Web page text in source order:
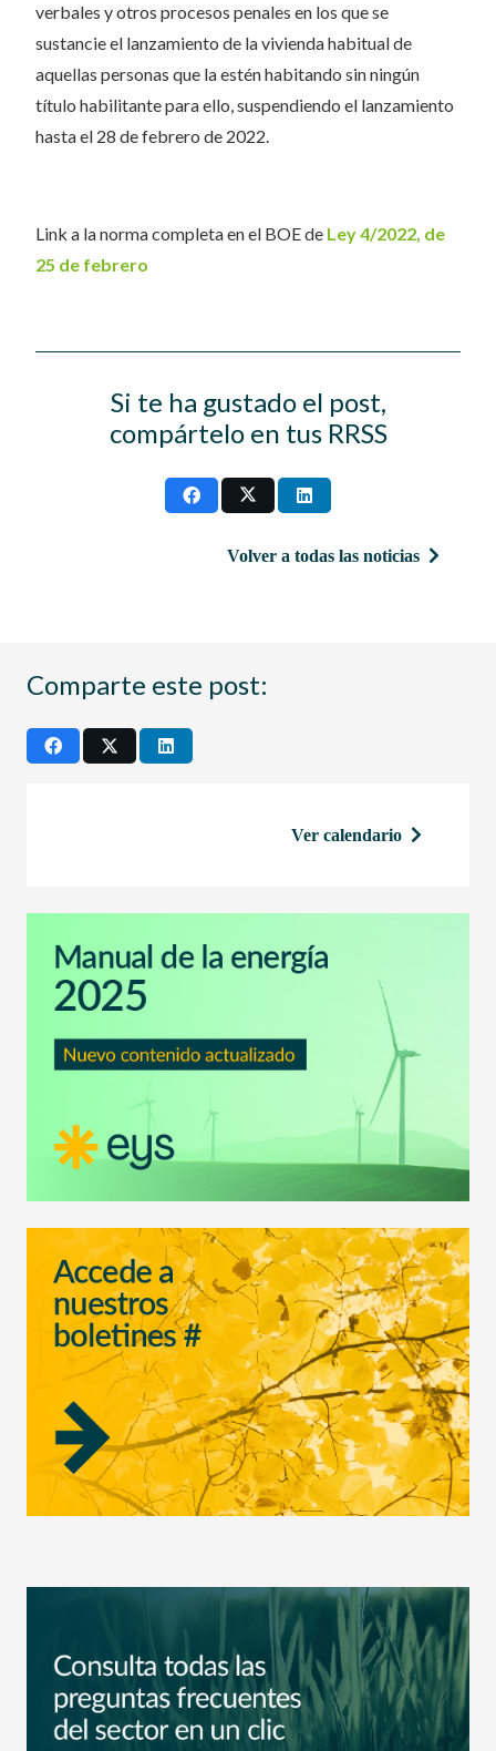
verbales y otros procesos penales en los que se
sustancie el lanzamiento de la vivienda habitual de
aquellas personas que la estén habitando sin ningún
título habilitante para ello, suspendiendo el lanzamiento
hasta el 28 de febrero de 2022.
Link a la norma completa en el BOE de Ley 4/2022, de
25 de febrero
Si te ha gustado el post,
compártelo en tus RRSS
Volver a todas las noticias
Comparte este post:
Ver calendario